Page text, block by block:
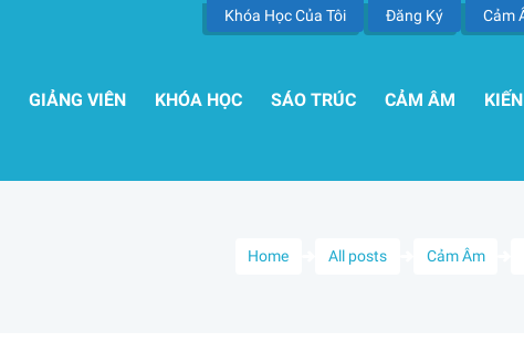
Khóa Học Của Tôi Đăng Ký Cảm
GIẢNG VIÊN KHÓA HỌC SÁO TRÚC CẢM ÂM
Home All posts Cảm Âm